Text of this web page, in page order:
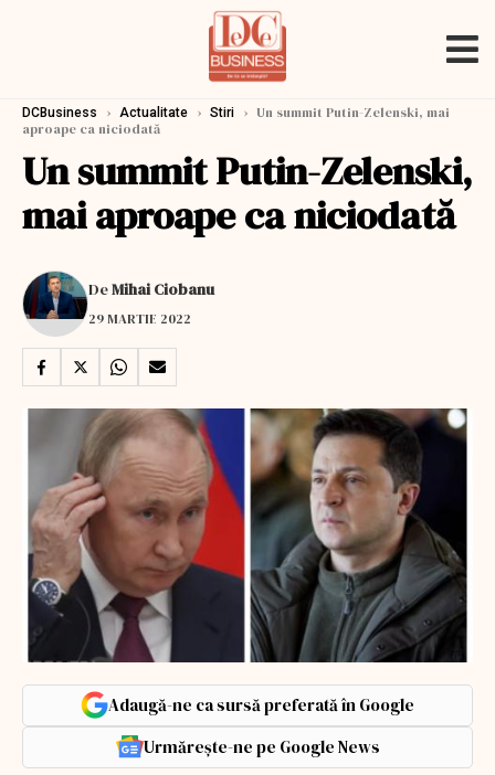
DCBusiness › Actualitate › Stiri › Un summit Putin-Zelenski, mai
aproape ca niciodată
Un summit Putin-Zelenski,
mai aproape ca niciodată
DeMihai Ciobanu
29 MARTIE 2022
Adaugă-ne ca sursă preferată în Google
Urmărește-ne pe Google News